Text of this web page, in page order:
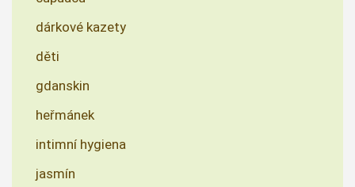
dárkové kazety
děti
gdanskin
heřmánek
intimní hygiena
jasmín